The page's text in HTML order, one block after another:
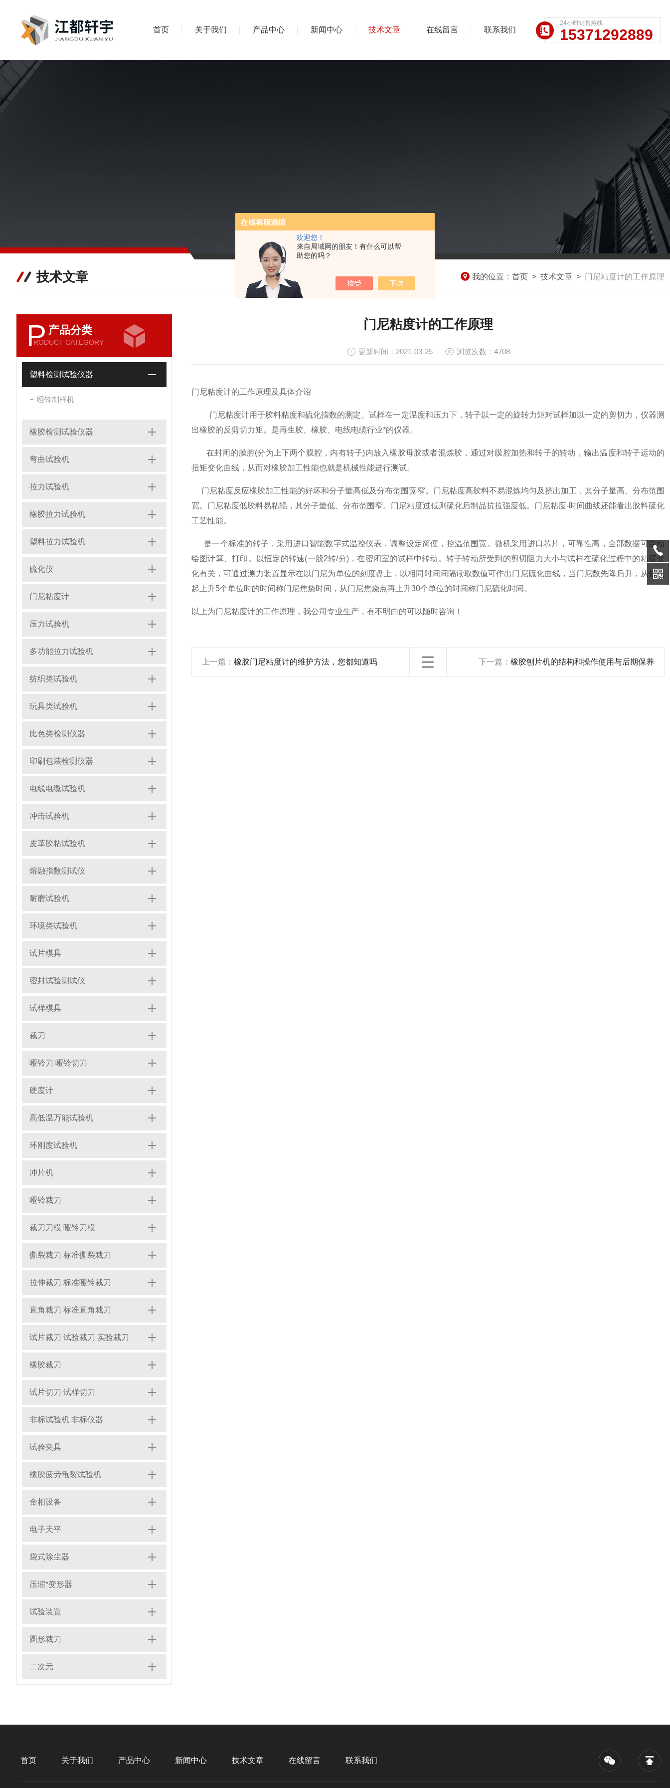
欢迎您！
来自局域网的朋友！有什么可以帮
助您的吗？
首页 关于我们 产品中心 新闻中心 技术文章 在线留言 联系我们
24小时销售热线
15371292889
技术文章 我的位置： 首页 > 技术文章 > 门尼粘度计的工作原理
P 产品分类
RODUCT CATEGORY
塑料检测试验仪器
哑铃制样机
橡胶检测试验仪器
弯曲试验机
拉力试验机
橡胶拉力试验机
塑料拉力试验机
硫化仪
门尼粘度计
压力试验机
多功能拉力试验机
纺织类试验机
玩具类试验机
比色类检测仪器
印刷包装检测仪器
电线电缆试验机
冲击试验机
皮革胶粘试验机
熔融指数测试仪
耐磨试验机
环境类试验机
试片模具
密封试验测试仪
试样模具
裁刀
哑铃刀 哑铃切刀
硬度计
高低温万能试验机
环刚度试验机
冲片机
哑铃裁刀
裁刀刀模 哑铃刀模
撕裂裁刀 标准撕裂裁刀
拉伸裁刀 标准哑铃裁刀
直角裁刀 标准直角裁刀
试片裁刀 试验裁刀 实验裁刀
橡胶裁刀
试片切刀 试样切刀
非标试验机 非标仪器
试验夹具
橡胶疲劳龟裂试验机
金相设备
电子天平
袋式除尘器
压缩*变形器
试验装置
圆形裁刀
二次元
门尼粘度计的工作原理
更新时间：2021-03-25 浏览次数：4708
门尼粘度计的工作原理及具体介诏
门尼粘度计用于胶料粘度和硫化指数的测定。试样在一定温度和压力下，转子以一定的旋转力矩对试样加以一定的剪切力，仪器测
出橡胶的反剪切力矩。是再生胶、橡胶、电线电缆行业*的仪器。
在封闭的膜腔(分为上下两个膜腔，内有转子)内放入橡胶母胶或者混炼胶，通过对膜腔加热和转子的转动，输出温度和转子运动的
扭矩变化曲线，从而对橡胶加工性能也就是机械性能进行测试。
门尼粘度反应橡胶加工性能的好坏和分子量高低及分布范围宽窄。门尼粘度高胶料不易混炼均匀及挤出加工，其分子量高、分布范围
宽。门尼粘度低胶料易粘辊，其分子量低、分布范围窄。门尼粘度过低则硫化后制品抗拉强度低。门尼粘度-时间曲线还能看出胶料硫化
工艺性能。
是一个标准的转子，采用进口智能数字式温控仪表，调整设定简便，控温范围宽。微机采用进口芯片，可靠性高，全部数据可自动
绘图计算、打印。以恒定的转速(一般2转/分)，在密闭室的试样中转动。转子转动所受到的剪切阻力大小与试样在硫化过程中的粘度变
化有关，可通过测力装置显示在以门尼为单位的刻度盘上，以相同时间间隔读取数值可作出门尼硫化曲线，当门尼数先降后升，从低点
起上升5个单位时的时间称门尼焦烧时间，从门尼焦烧点再上升30个单位的时间称门尼硫化时间。
以上为门尼粘度计的工作原理，我公司专业生产，有不明白的可以随时咨询！
上一篇： 橡胶门尼粘度计的维护方法，您都知道吗 下一篇： 橡胶刨片机的结构和操作使用与后期保养
首页 关于我们 产品中心 新闻中心 技术文章 在线留言 联系我们